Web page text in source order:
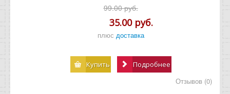
99.00 руб.
35.00 руб.
плюс доставка
Купить Подробнее
Отзывов (0)